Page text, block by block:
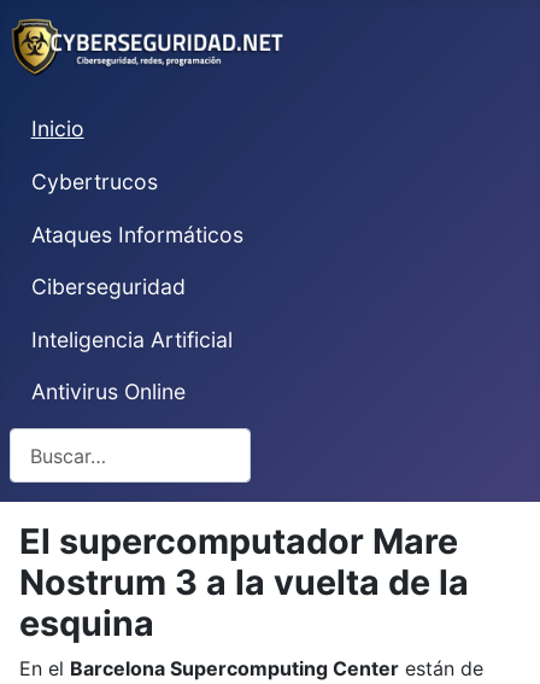
Inicio
Cybertrucos
Ataques Informáticos
Ciberseguridad
Inteligencia Artificial
Antivirus Online
El supercomputador Mare
Nostrum 3 a la vuelta de la
esquina
En el Barcelona Supercomputing Center están de